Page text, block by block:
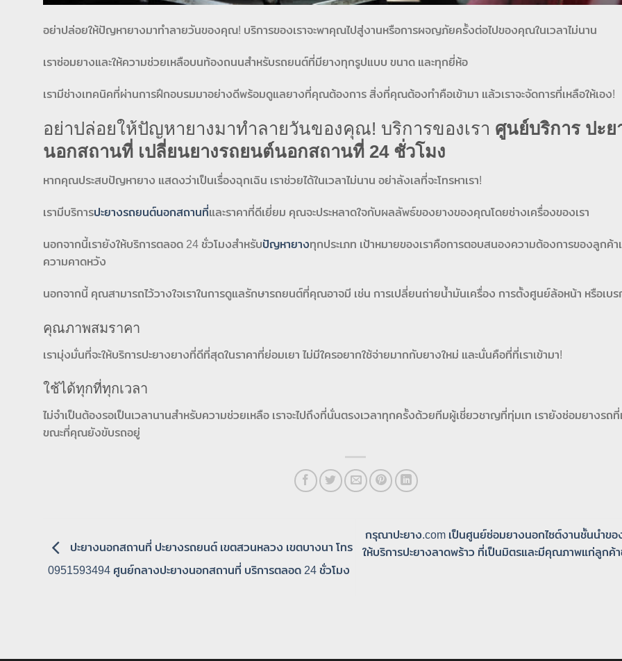
อย่าปล่อยให้ปัญหายางมาทำลายวันของคุณ! บริการของเราจะพาคุณไปสู่งานหรือการผจญภัยครั้งต่อไปของคุณในเวลาไม่นาน
เราซ่อมยางและให้ความช่วยเหลือบนท้องถนนสำหรับรถยนต์ที่มียางทุกรูปแบบ ขนาด และทุกยี่ห้อ
เรามีช่างเทคนิคที่ผ่านการฝึกอบรมมาอย่างดีพร้อมดูแลยางที่คุณต้องการ สิ่งที่คุณต้องทำคือเข้ามา แล้วเราจะจัดการที่เหลือให้เอง!
อย่าปล่อยให้ปัญหายางมาทำลายวันของคุณ! บริการของเรา ศูนย์บริการ ปะย
นอกสถานที่ เปลี่ยนยางรถยนต์นอกสถานที่ 24 ชั่วโมง
หากคุณประสบปัญหายาง แสดงว่าเป็นเรื่องฉุกเฉิน เราช่วยได้ในเวลาไม่นาน อย่าลังเลที่จะโทรหาเรา!
เรามีบริการปะยางรถยนต์นอกสถานที่และราคาที่ดีเยี่ยม คุณจะประหลาดใจกับผลลัพธ์ของยางของคุณโดยช่างเครื่องของเรา
นอกจากนี้เรายังให้บริการตลอด 24 ชั่วโมงสำหรับปัญหายางทุกประเภท เป้าหมายของเราคือการตอบสนองความต้องการของลูกค้า
ความคาดหวัง
นอกจากนี้ คุณสามารถไว้วางใจเราในการดูแลรักษารถยนต์ที่คุณอาจมี เช่น การเปลี่ยนถ่ายน้ำมันเครื่อง การตั้งศูนย์ล้อหน้า หรือเบร
คุณภาพสมราคา
เรามุ่งมั่นที่จะให้บริการปะยางยางที่ดีที่สุดในราคาที่ย่อมเยา ไม่มีใครอยากใช้จ่ายมากกับยางใหม่ และนั่นคือที่ที่เราเข้ามา!
ใช้ได้ทุกที่ทุกเวลา
ไม่จำเป็นต้องรอเป็นเวลานานสำหรับความช่วยเหลือ เราจะไปถึงที่นั่นตรงเวลาทุกครั้งด้วยทีมผู้เชี่ยวชาญที่ทุ่มเท เรายังซ่อมยางรถที่
ขณะที่คุณยังขับรถอยู่
ปะยางนอกสถานที่ ปะยางรถยนต์ เขตสวนหลวง เขตบางนา โทร
0951593494 ศูนย์กลางปะยางนอกสถานที่ บริการตลอด 24 ชั่วโมง
กรุณาปะยาง.com เป็นศูนย์ซ่อมยางนอกไซต์งานชั้นนำขอ
ให้บริการปะยางลาดพร้าว ที่เป็นมิตรและมีคุณภาพแก่ลูกค้า